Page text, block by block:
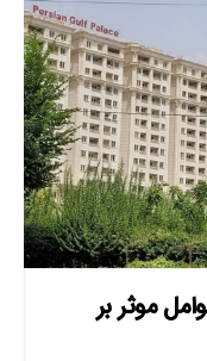
سقف وافل ۱۴۰۲ | عوامل موثر بر